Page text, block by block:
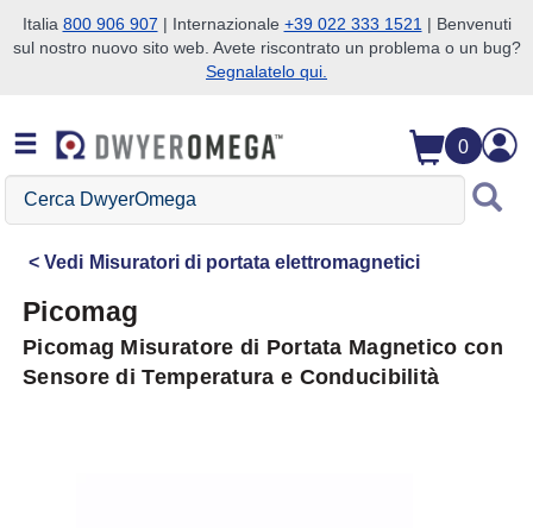
Salta alla ricerca
Salta al contenuto principale
Salta alla navigazione
Italia 800 906 907 | Internazionale +39 022 333 1521 | Benvenuti
sul nostro nuovo sito web. Avete riscontrato un problema o un bug?
Segnalatelo qui.
0
Cerca
DwyerOmega
Vedi Misuratori di portata elettromagnetici
Picomag
Picomag Misuratore di Portata Magnetico con
Sensore di Temperatura e Conducibilità